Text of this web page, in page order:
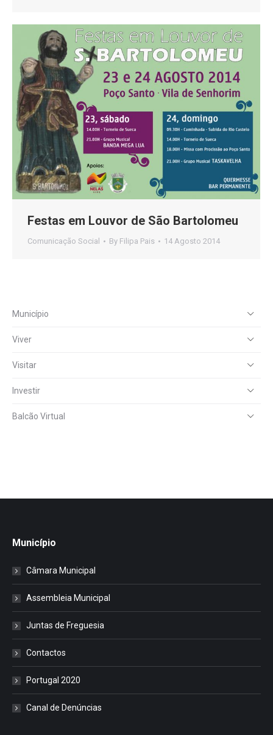
Festas em Louvor de São Bartolomeu
Comunicação Social By Filipa Pais 14 Agosto 2014
Município
Viver
Visitar
Investir
Balcão Virtual
Município
Câmara Municipal
Assembleia Municipal
Juntas de Freguesia
Contactos
Portugal 2020
Canal de Denúncias